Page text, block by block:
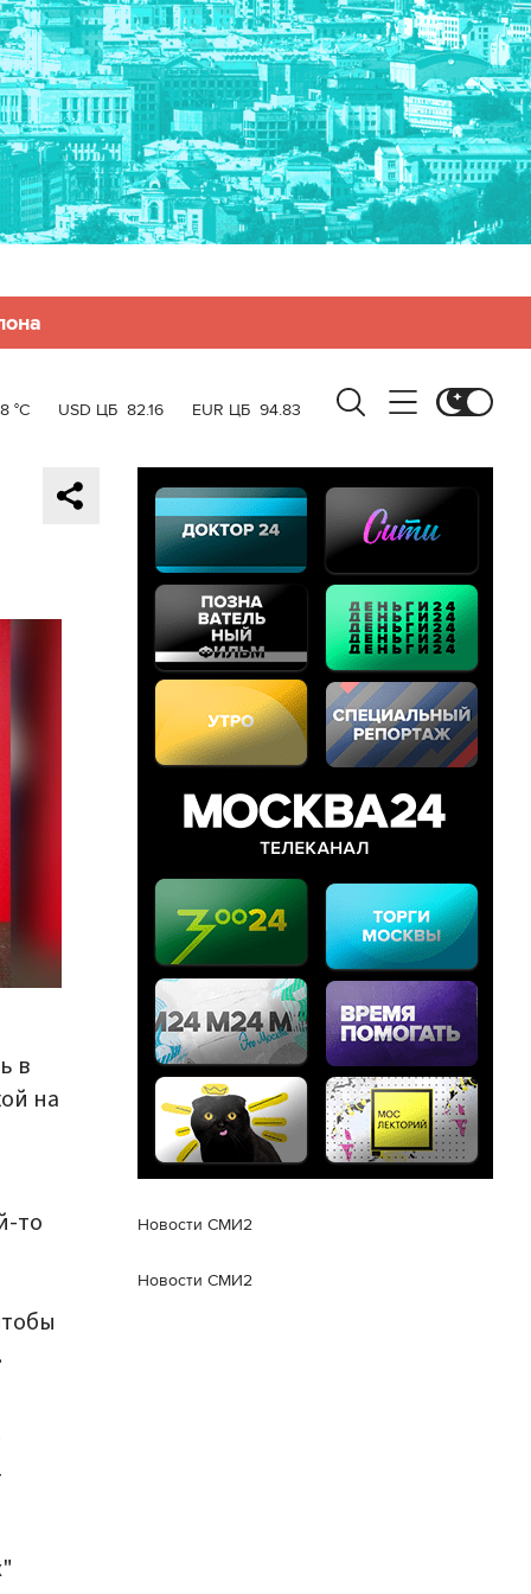
°C USD ЦБ 82.16 EUR ЦБ 94.83
в
на
то
Новости СМИ2
Новости СМИ2